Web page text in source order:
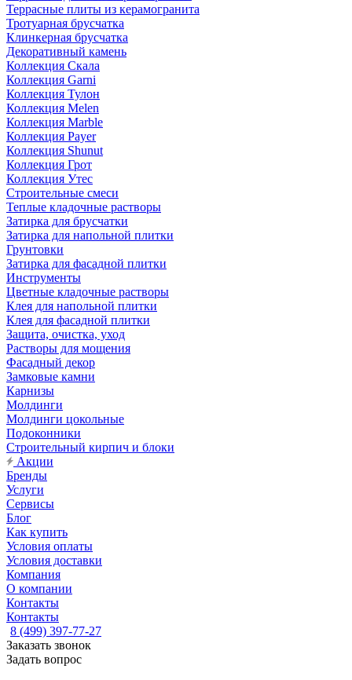
Террасные плиты из керамогранита
Тротуарная брусчатка
Клинкерная брусчатка
Декоративный камень
Коллекция Скала
Коллекция Garni
Коллекция Тулон
Коллекция Melen
Коллекция Marble
Коллекция Payer
Коллекция Shunut
Коллекция Грот
Коллекция Утес
Строительные смеси
Теплые кладочные растворы
Затирка для брусчатки
Затирка для напольной плитки
Грунтовки
Затирка для фасадной плитки
Инструменты
Цветные кладочные растворы
Клея для напольной плитки
Клея для фасадной плитки
Защита, очистка, уход
Растворы для мощения
Фасадный декор
Замковые камни
Карнизы
Молдинги
Молдинги цокольные
Подоконники
Строительный кирпич и блоки
Акции
Бренды
Услуги
Сервисы
Блог
Как купить
Условия оплаты
Условия доставки
Компания
О компании
Контакты
Контакты
8 (499) 397-77-27
Заказать звонок
Задать вопрос